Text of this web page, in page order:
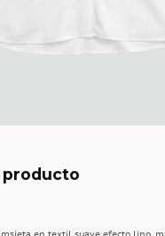
producto